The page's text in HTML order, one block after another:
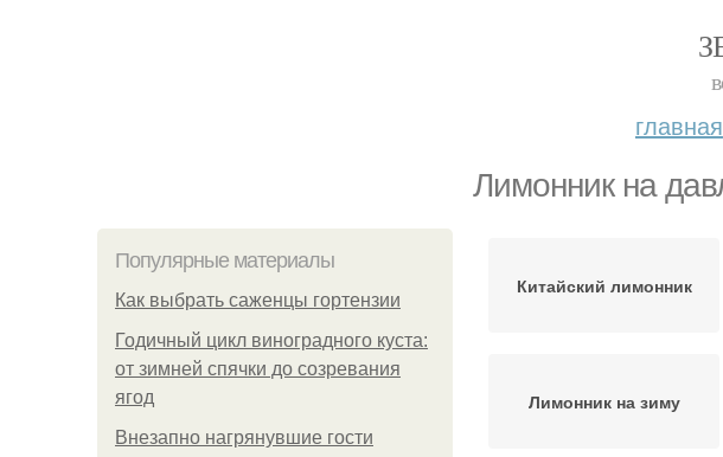
главная
Лимонник на
Популярные материалы
Как выбрать саженцы гортензии
Годичный цикл виноградного куста:
от зимней спячки до созревания
ягод
Внезапно нагрянувшие гости
Китайский лимонник
Лимонник на зиму